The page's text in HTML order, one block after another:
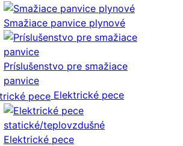
Smažiace panvice plynové
Príslušenstvo pre smažiace
panvice
Elektrické pece
Elektrické pece